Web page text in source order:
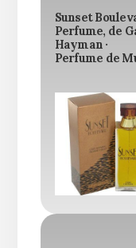
Sunset
Perfume, de
Hayman ·
Perfume de